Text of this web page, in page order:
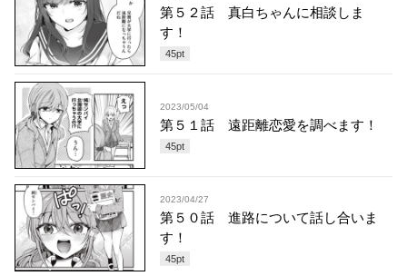
第５２話 真白ちゃんに相談しま
す！
45pt
2023/05/04
第５１話 遠距離恋愛を調べます！
45pt
2023/04/27
第５０話 進路について話し合いま
す！
45pt